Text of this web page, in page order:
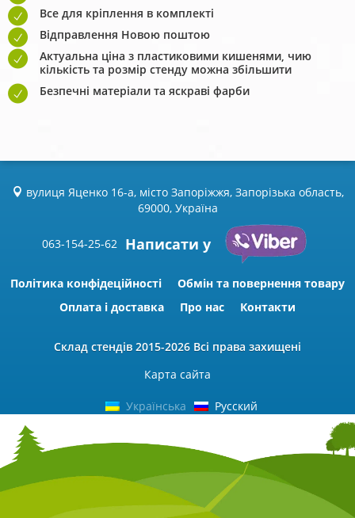
Все для кріплення в комплекті
Відправлення Новою поштою
Актуальна ціна з пластиковими кишенями, чию
кількість та розмір стенду можна збільшити
Безпечні матеріали та яскраві фарби
вулиця Яценко 16-а, місто Запоріжжя, Запорізька область,
69000, Україна
063-154-25-62 Написати у
Політика конфідеційності
Обмін та повернення товару
Оплата і доставка
Про нас Контакти
Склад стендів 2015-2026 Всі права захищені
Карта сайта
Українська Русский